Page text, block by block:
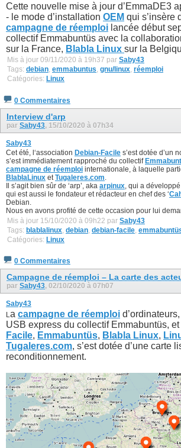
Cette nouvelle mise à jour d’EmmaDE3
- le mode d’installation OEM qui s’insère
campagne de réemploi lancée début
collectif Emmabuntüs avec la
sur la France, Blabla Linux sur la
Mis à jour 09/11/2020 à 19h37 par Saby43
Tags: debian, emmabuntus, gnu/linux, réemploi
Catégories: Linux
0 Commentaires
Interview d'arp
par Saby43, 15/10/2020 à 07h34
Saby43
Cet été, l‘association Debian-Facile s’est dotée d’un
s’est immédiatement rapproché du collectif
campagne de réemploi internationale, à laquelle
BlablaLinux etTugaleres.com.
Il s’agit bien sûr de ‘arp’, aka arpinux, qui a
qui est aussi le fondateur et rédacteur en chef des ‘
Debian.
Nous en avons profité de cette occasion pour lui
Mis à jour 15/10/2020 à 09h22 par Saby43
Tags: blablalinux debian debian-facile
Catégories: Linux
0 Commentaires
Campagne de réemploi – La carte des
par Saby43, 02/10/2020 à 07h07
Saby43
La campagne de réemploi
USB express du collectif Emmabuntüs,
Facile, Emmabuntüs, Blabla Linux,
Tugaleres.com, s’est dotée d’une carte
reconditionnement.